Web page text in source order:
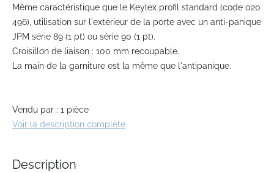
Même caractéristique que le Keylex profil standard (code 020
496), utilisation sur l'extérieur de la porte avec un anti-panique
JPM série 89 (1 pt) ou série 90 (1 pt).
Croisillon de liaison : 100 mm recoupable.
La main de la garniture est la même que l'antipanique.
Vendu par : 1 pièce
Voir la description complète
Description